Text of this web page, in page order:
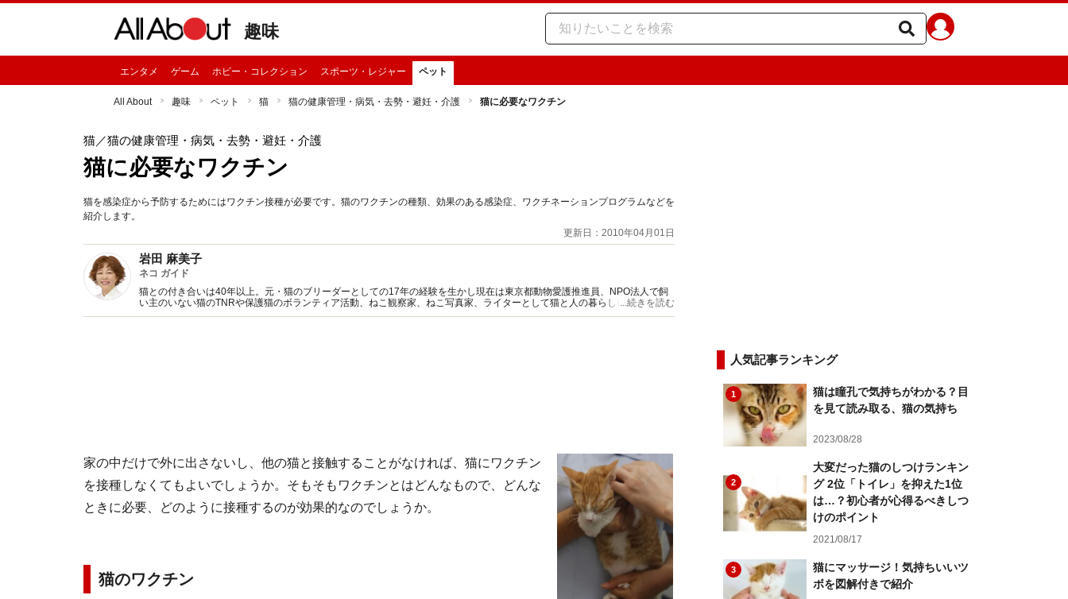
趣味
エンタメ ゲーム ホビー・コレクション スポーツ・レジャー ペット
All About 趣味 ペット 猫 猫の健康管理・病気・去勢・避妊・介護 猫に必要なワクチン
猫／猫の健康管理・病気・去勢・避妊・介護
猫に必要なワクチン
猫を感染症から予防するためにはワクチン接種が必要です。猫のワクチンの種類、効果のある感染症、ワクチネーションプログラムなどを
紹介します。
更新日：2010年04月01日
岩田 麻美子
ネコ ガイド
猫との付き合いは40年以上。元・猫のブリーダーとしての17年の経験を生かし現在は東京都動物愛護推進員、NPO法人で飼
い主のいない猫のTNRや保護猫のボランティア活動、ねこ観察家、ねこ写真家、ライターとして猫と人の暮らしに役立つ情報
を発信中！
...続きを読む
家の中だけで外に出さないし、他の猫と接触することがなければ、猫にワクチン
を接種しなくてもよいでしょうか。そもそもワクチンとはどんなもので、どんな
ときに必要、どのように接種するのが効果的なのでしょうか。
猫のワクチン
人気記事ランキング
1
猫は瞳孔で気持ちがわかる？目
を見て読み取る、猫の気持ち
2023/08/28
2
大変だった猫のしつけランキン
グ 2位「トイレ」を抑えた1位
は…？初心者が心得るべきしつ
けのポイント
2021/08/17
3
猫にマッサージ！気持ちいいツ
ボを図解付きで紹介